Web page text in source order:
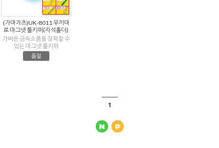
(가마가츠)UK-8011 우끼마
로 마그넷 툴키퍼(자석홀더)
가벼운 금속소품을 장착할 수
있는 마그넷 툴키퍼
품절
1